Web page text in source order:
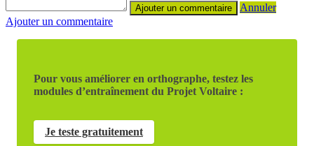
Annuler
Ajouter un commentaire
Pour vous améliorer en orthographe, testez les
modules d’entraînement du Projet Voltaire :
Je teste gratuitement